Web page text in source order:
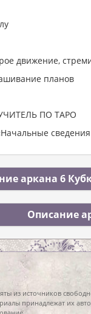
движение,
планов
ПО ТАРО
аркана 6
Описание
из источников
принадлежат их